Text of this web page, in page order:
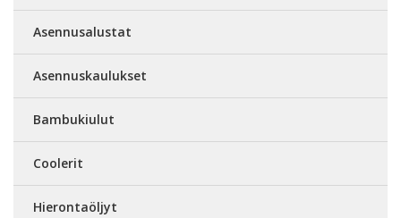
Asennusalustat
Asennuskaulukset
Bambukiulut
Coolerit
Hierontaöljyt